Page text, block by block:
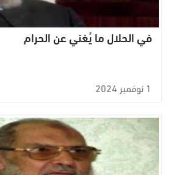
في الحلال ما يُغني عن الحرام
1 نوفمبر 2024